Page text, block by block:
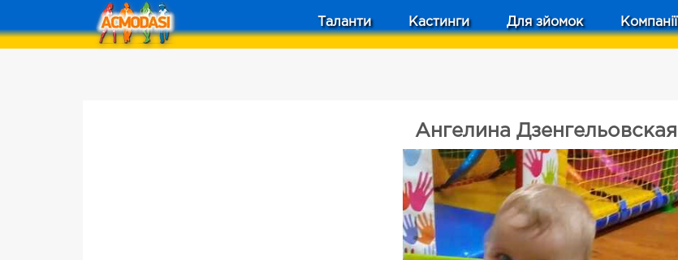
Таланти Кастинги Для зйомок Компанії
Ангелина Дзенгельовская